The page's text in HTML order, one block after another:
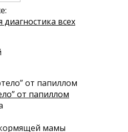
всех
от папиллом